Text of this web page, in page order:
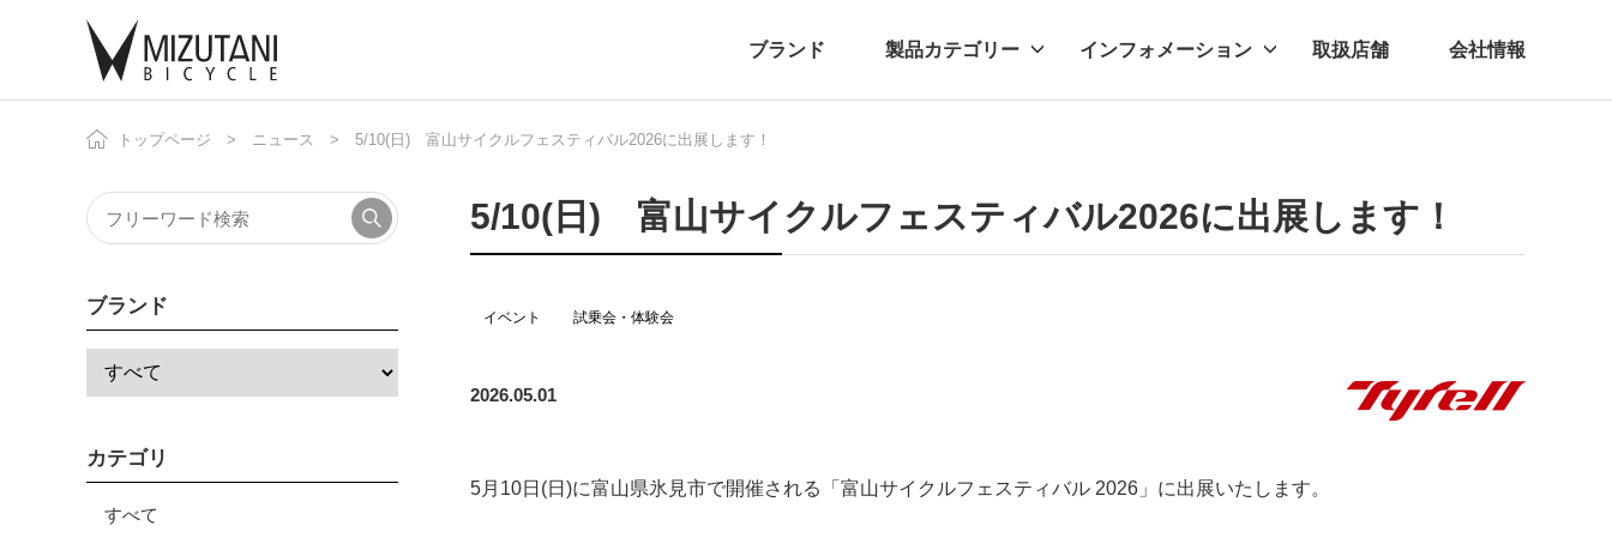
ブランド 製品カテゴリー
自転車 自転車パーツ
インフォメーション
ニュース プレスリリース
取扱店舗 会社情報
トップページ ニュース 5/10(日) 富山サイクルフェスティバル2026に出展します！
5/10(日) 富山サイクルフェスティバル2026に出展します！
イベント 試乗会・体験会
2026.05.01
5月10日(日)に富山県氷見市で開催される「富山サイクルフェスティバル 2026」に出展いたします。
ブランド
カテゴリ
すべて